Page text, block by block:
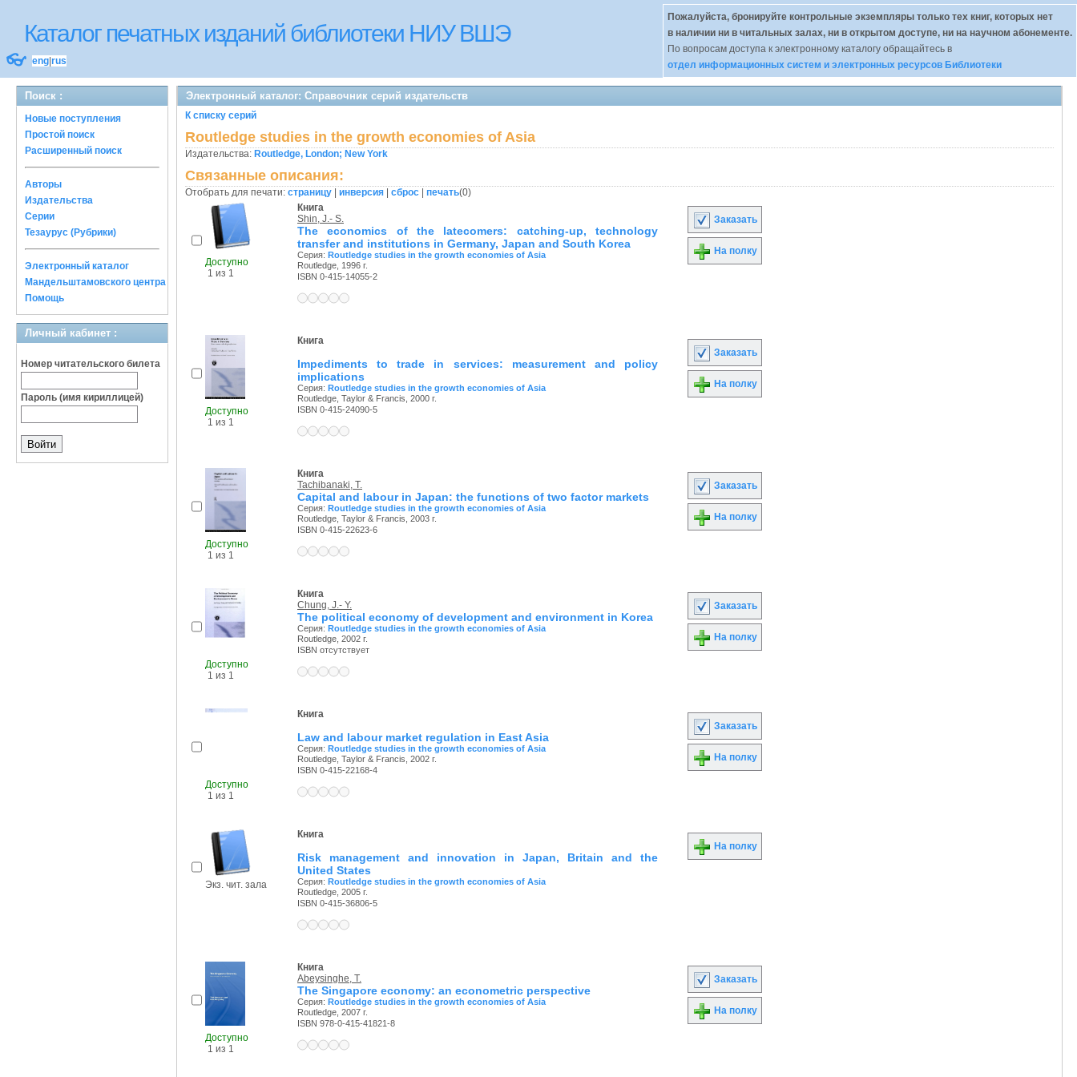
Каталог печатных изданий библиотеки НИУ ВШЭ
👓 eng rus
Пожалуйста, бронируйте контрольные экземпляры только тех книг, которых нет
в наличии ни в читальных залах, ни в открытом доступе, ни на научном абонементе.
По вопросам доступа к электронному каталогу обращайтесь в
отдел информационных систем и электронных ресурсов Библиотеки
Поиск :
Новые поступления
Простой поиск
Расширенный поиск
Авторы
Издательства
Серии
Тезаурус (Рубрики)
Электронный каталог
Мандельштамовского центра
Помощь
Личный кабинет :
Номер читательского билета
Пароль (имя кириллицей)
Электронный каталог: Справочник серий издательств
К списку серий
Routledge studies in the growth economies of Asia
Издательства: Routledge, London; New York
Связанные описания:
Отобрать для печати: страницу инверсия сброс печать(0)
Доступно
1 из 1
Книга
Shin, J.- S.
The economics of the latecomers: catching-up, technology
transfer and institutions in Germany, Japan and South Korea
Серия: Routledge studies in the growth economies of Asia
Routledge, 1996 г.
ISBN 0-415-14055-2
Заказать
На полку
Доступно
1 из 1
Книга
Impediments to trade in services: measurement and policy
implications
Серия: Routledge studies in the growth economies of Asia
Routledge, Taylor & Francis, 2000 г.
ISBN 0-415-24090-5
Заказать
На полку
Доступно
1 из 1
Книга
Tachibanaki, T.
Capital and labour in Japan: the functions of two factor markets
Серия: Routledge studies in the growth economies of Asia
Routledge, Taylor & Francis, 2003 г.
ISBN 0-415-22623-6
Заказать
На полку
Доступно
1 из 1
Книга
Chung, J.- Y.
The political economy of development and environment in Korea
Серия: Routledge studies in the growth economies of Asia
Routledge, 2002 г.
ISBN отсутствует
Заказать
На полку
Доступно
1 из 1
Книга
Law and labour market regulation in East Asia
Серия: Routledge studies in the growth economies of Asia
Routledge, Taylor & Francis, 2002 г.
ISBN 0-415-22168-4
Заказать
На полку
Экз. чит. зала
Книга
Risk management and innovation in Japan, Britain and the
United States
Серия: Routledge studies in the growth economies of Asia
Routledge, 2005 г.
ISBN 0-415-36806-5
На полку
Доступно
1 из 1
Книга
Abeysinghe, T.
The Singapore economy: an econometric perspective
Серия: Routledge studies in the growth economies of Asia
Routledge, 2007 г.
ISBN 978-0-415-41821-8
Заказать
На полку